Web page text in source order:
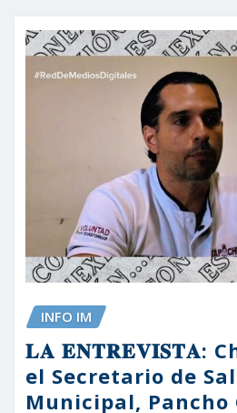
INFO IM
𝐋𝐀 𝐄𝐍𝐓𝐑𝐄𝐕𝐈𝐒𝐓𝐀:
el Secretario de
Municipal, Pancho